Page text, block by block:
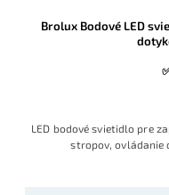
Brolux Bodové LED
LED bodové svietidlo pre
stropov, ovládanie